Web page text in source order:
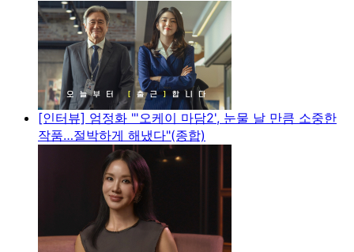
[인터뷰] 엄정화 "'오케이 마담2', 눈물 날 만큼 소중한
작품…절박하게 해냈다"(종합)